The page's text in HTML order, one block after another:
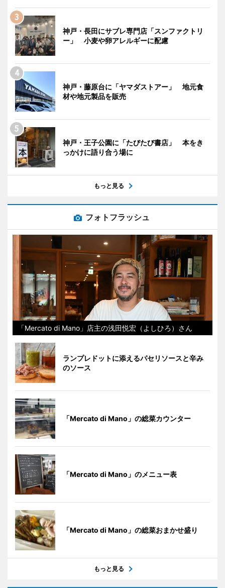
神戸・長田にサブレ専門店「スンファクトリ
ー」 小麦や卵アレルギーに配慮
神戸・藤原台に「ヤマダストアー」 地元食
材や地元製品を販売
神戸・王子公園に「たびたび書店」 本をき
っかけに語り合う場に
もっと見る
フォトフラッシュ
「Mercato di Mano」店主の浅田悦宏（よしひろ）さん
ランプレドットに添えるパセリソースと辛み
のソース
「Mercato di Mano」の総菜カウンター
「Mercato di Mano」のメニュー表
「Mercato di Mano」の総菜おまかせ盛り
もっと見る